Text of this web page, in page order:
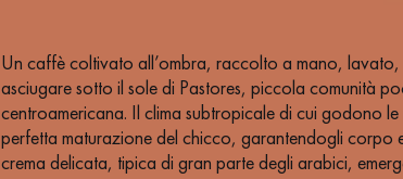
Un caffè coltivato all’ombra, raccolto a mano,
asciugare sotto il sole di Pastores, piccola comunità
centroamericana. Il clima subtropicale di cui godono
perfetta maturazione del chicco, garantendogli corpo
crema delicata, tipica di gran parte degli arabici,